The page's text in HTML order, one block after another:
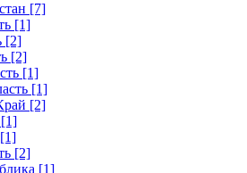
[7]
[1]
[2]
[2]
[1]
[1]
[2]
[1]
[2]
[1]